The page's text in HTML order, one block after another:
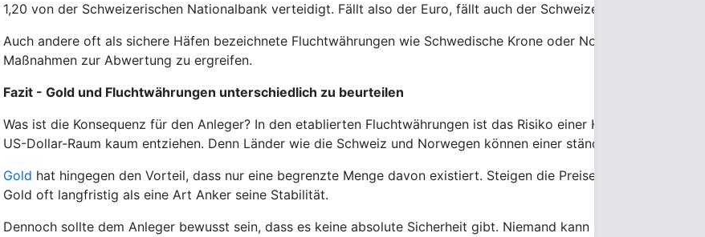
1,20 von der Schweizerischen Nationalbank verteidigt. Fällt also der Euro, fällt auch der Schweizer Franken.
Auch andere oft als sichere Häfen bezeichnete Fluchtwährungen wie Schwedische Krone oder Norwegische
Maßnahmen zur Abwertung zu ergreifen.
Fazit - Gold und Fluchtwährungen unterschiedlich zu beurteilen
Was ist die Konsequenz für den Anleger? In den etablierten Fluchtwährungen ist das Risiko einer Hyperinflation
US-Dollar-Raum kaum entziehen. Denn Länder wie die Schweiz und Norwegen können einer ständigen
Gold hat hingegen den Vorteil, dass nur eine begrenzte Menge davon existiert. Steigen die Preise für Waren
Gold oft langfristig als eine Art Anker seine Stabilität.
Dennoch sollte dem Anleger bewusst sein, dass es keine absolute Sicherheit gibt. Niemand kann sicher die